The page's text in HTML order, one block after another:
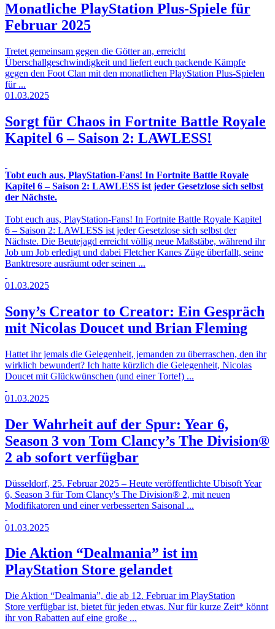
Monatliche PlayStation Plus-Spiele für
Februar 2025
Tretet gemeinsam gegen die Götter an, erreicht
Überschallgeschwindigkeit und liefert euch packende Kämpfe
gegen den Foot Clan mit den monatlichen PlayStation Plus-Spielen
für ...
01.03.2025
Sorgt für Chaos in Fortnite Battle Royale
Kapitel 6 – Saison 2: LAWLESS!
Tobt euch aus, PlayStation-Fans! In Fortnite Battle Royale
Kapitel 6 – Saison 2: LAWLESS ist jeder Gesetzlose sich selbst
der Nächste.
Tobt euch aus, PlayStation-Fans! In Fortnite Battle Royale Kapitel
6 – Saison 2: LAWLESS ist jeder Gesetzlose sich selbst der
Nächste. Die Beutejagd erreicht völlig neue Maßstäbe, während ihr
Job um Job erledigt und dabei Fletcher Kanes Züge überfallt, seine
Banktresore ausräumt oder seinen ...
01.03.2025
Sony’s Creator to Creator: Ein Gespräch
mit Nicolas Doucet und Brian Fleming
Hattet ihr jemals die Gelegenheit, jemanden zu überraschen, den ihr
wirklich bewundert? Ich hatte kürzlich die Gelegenheit, Nicolas
Doucet mit Glückwünschen (und einer Torte!) ...
01.03.2025
Der Wahrheit auf der Spur: Year 6,
Season 3 von Tom Clancy’s The Division®
2 ab sofort verfügbar
Düsseldorf, 25. Februar 2025 – Heute veröffentlichte Ubisoft Year
6, Season 3 für Tom Clancy's The Division® 2, mit neuen
Modifikatoren und einer verbesserten Saisonal ...
01.03.2025
Die Aktion “Dealmania” ist im
PlayStation Store gelandet
Die Aktion “Dealmania”, die ab 12. Februar im PlayStation
Store verfügbar ist, bietet für jeden etwas. Nur für kurze Zeit* könnt
ihr von Rabatten auf eine große ...